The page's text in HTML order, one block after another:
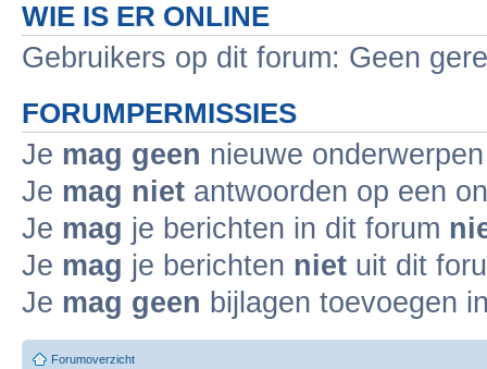
WIE IS ER ONLINE
Gebruikers op dit forum: Geen
FORUMPERMISSIES
Je mag geen nieuwe
Je mag niet antwoorden op een
Je mag je berichten in dit forum
Je mag je berichten niet uit dit
Je mag geen bijlagen toevoegen
Forumoverzicht